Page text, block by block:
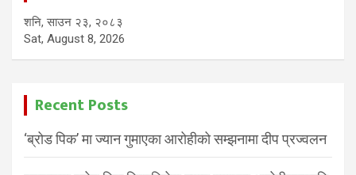
शनि, साउन २३, २०८३
Sat, August 8, 2026
Recent Posts
‘ब्रोड पिक’ मा ज्यान गुमाएका आरोहीको सम्झनामा दीप प्रज्वलन